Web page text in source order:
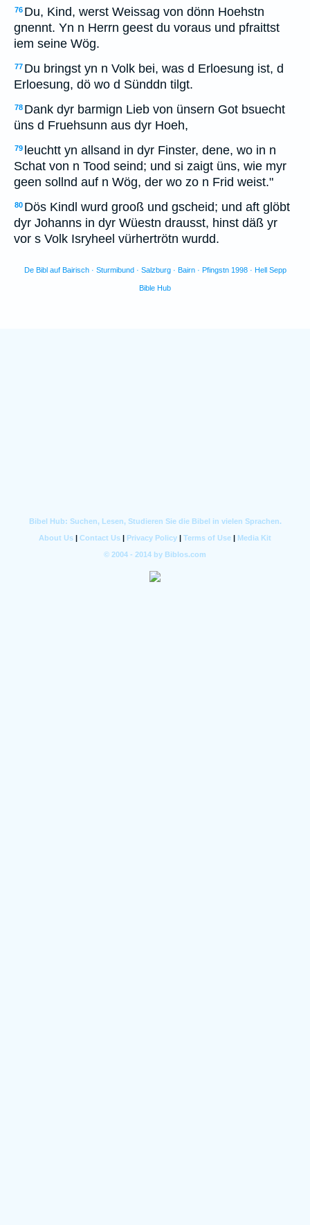
76 Du, Kind, werst Weissag von dönn Hoehstn
gnennt. Yn n Herrn geest du voraus und pfraittst
iem seine Wög.
77 Du bringst yn n Volk bei, was d Erloesung ist, d
Erloesung, dö wo d Sünddn tilgt.
78 Dank dyr barmign Lieb von ünsern Got bsuecht
üns d Fruehsunn aus dyr Hoeh,
79 leuchtt yn allsand in dyr Finster, dene, wo in n
Schat von n Tood seind; und si zaigt üns, wie myr
geen sollnd auf n Wög, der wo zo n Frid weist."
80 Dös Kindl wurd grooß und gscheid; und aft glöbt
dyr Johanns in dyr Wüestn drausst, hinst däß yr
vor s Volk Isryheel vürhertrötn wurdd.
De Bibl auf Bairisch · Sturmibund · Salzburg · Bairn · Pfingstn 1998 · Hell Sepp
Bible Hub